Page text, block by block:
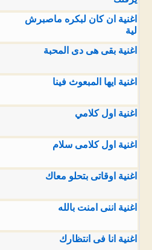
اغنية ان كان لبكره ماصبرش
لية
اغنية بقى هى دى المحبة
اغنية ايها المبعوث فينا
اغنية اول كلامي
اغنية اول كلامى سلام
اغنية اوقاتى بتحلو معاك
اغنية اننى امنت بالله
اغنية انا فى انتظارك